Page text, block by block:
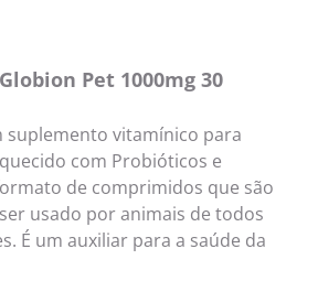
Pet 1000mg 30
suplemento vitamínico para
com Probióticos e
de comprimidos que são
usado por animais de todos
É um auxiliar para a saúde da